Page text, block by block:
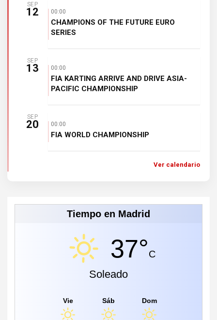
SEP
12 00:00
CHAMPIONS OF THE FUTURE EURO
SERIES
SEP
13 00:00
FIA KARTING ARRIVE AND DRIVE ASIA-
PACIFIC CHAMPIONSHIP
SEP
20 00:00
FIA WORLD CHAMPIONSHIP
Ver calendario
Tiempo en Madrid
37°C
Soleado
Vie Sáb Dom